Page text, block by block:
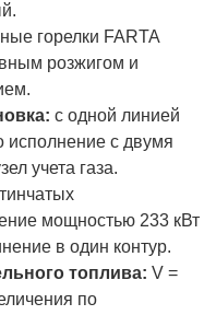
горелки FARTA
розжигом и
с одной линией
исполнение с двумя
учета газа.
мощностью 233 кВт
в один контур.
топлива: V =
по